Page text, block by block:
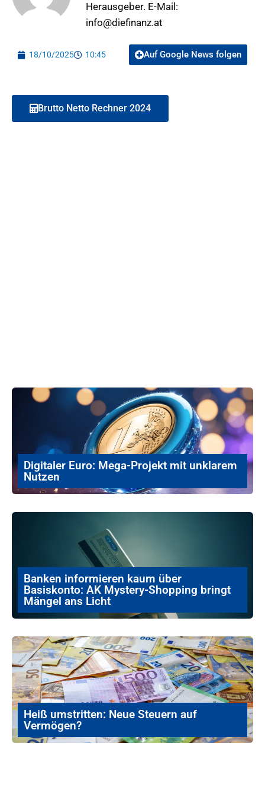
Herausgeber. E-Mail:
info@diefinanz.at
18/10/2025 10:45 Auf Google News folgen
Brutto Netto Rechner 2024
Digitaler Euro: Mega-Projekt mit unklarem
Nutzen
Banken informieren kaum über
Basiskonto: AK Mystery-Shopping bringt
Mängel ans Licht
Heiß umstritten: Neue Steuern auf
Vermögen?